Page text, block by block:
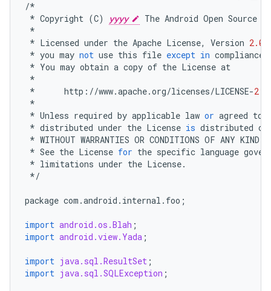
/*
* Copyright (C) yyyy The Android Open Source
*
* Licensed under the Apache License, Version 2.0
* you may not use this file except in compliance
* You may obtain a copy of the License at
*
*
http : //www.apache.org/licenses/LICENSE-2.0
*
* Unless required by applicable law or agreed to
* distributed under the License is distributed on
* WITHOUT WARRANTIES OR CONDITIONS OF ANY KIND
* See the License for the specific language
* limitations under the License.
*/
package com .android . internal . foo ;
import android.os.Blah ;
import android.view.Yada ;
import java.sql.ResultSet ;
import java.sql.SQLException ;